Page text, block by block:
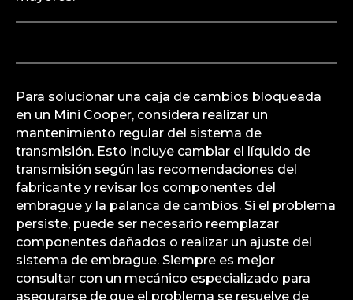
Para solucionar una caja de cambios bloqueada
en un Mini Cooper, considera realizar un
mantenimiento regular del sistema de
transmisión. Esto incluye cambiar el líquido de
transmisión según las recomendaciones del
fabricante y revisar los componentes del
embrague y la palanca de cambios. Si el problema
persiste, puede ser necesario reemplazar
componentes dañados o realizar un ajuste del
sistema de embrague. Siempre es mejor
consultar con un mecánico especializado para
asegurarse de que el problema se resuelve de